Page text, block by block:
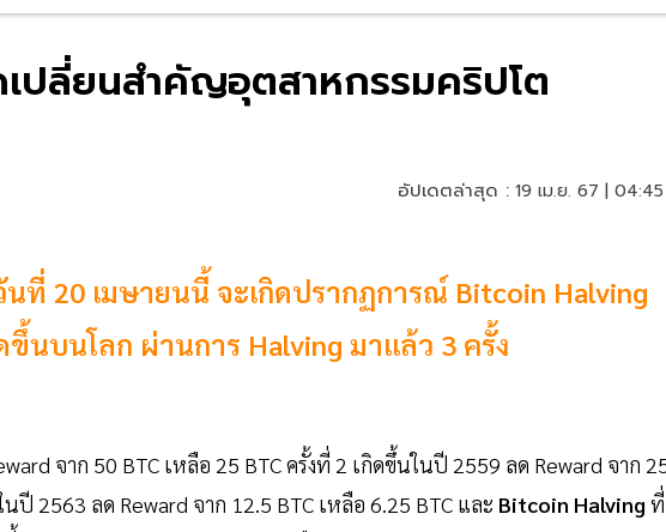
ปลี่ยนสำคัญอุตสาหกรรมคริปโต
อัปเดตล่าสุด : 19 เม.ย. 67 |
ที่ 20 เมษายนนี้ จะเกิดปรากฏการณ์ Bitcoin Halving
ขึ้นบนโลก ผ่านการ Halving มาแล้ว 3 ครั้ง
จาก 50 BTC เหลือ 25 BTC ครั้งที่ 2 เกิดขึ้นในปี 2559 ลด Reward จาก
ปี 2563 ลด Reward จาก 12.5 BTC เหลือ 6.25 BTC และ Bitcoin Halving ที่